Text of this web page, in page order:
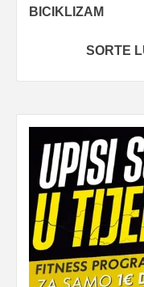
BICIKLIZAM
SORTE